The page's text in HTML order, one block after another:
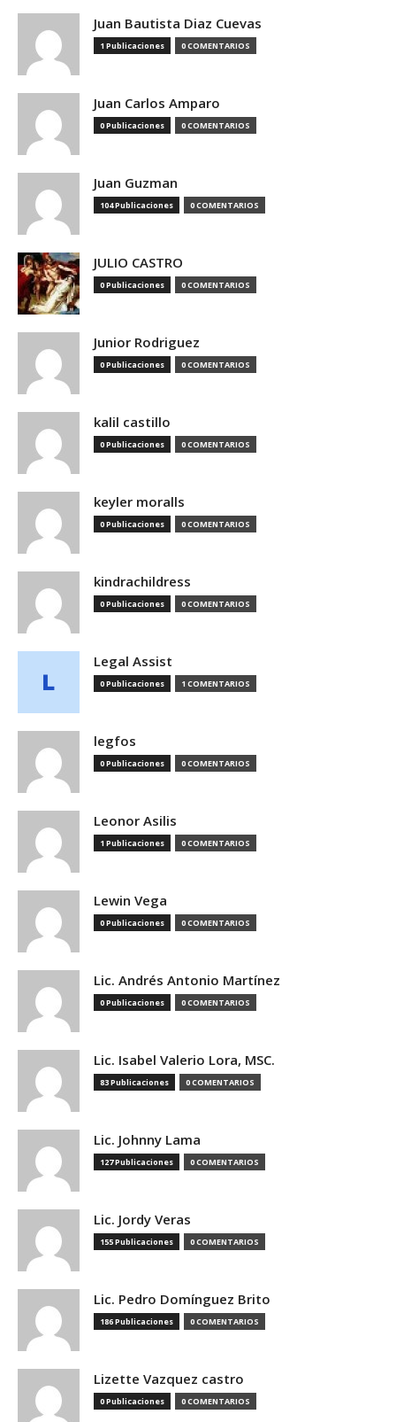
Juan Bautista Diaz Cuevas
1 Publicaciones 0 COMENTARIOS
Juan Carlos Amparo
0 Publicaciones 0 COMENTARIOS
Juan Guzman
104 Publicaciones 0 COMENTARIOS
JULIO CASTRO
0 Publicaciones 0 COMENTARIOS
Junior Rodriguez
0 Publicaciones 0 COMENTARIOS
kalil castillo
0 Publicaciones 0 COMENTARIOS
keyler moralls
0 Publicaciones 0 COMENTARIOS
kindrachildress
0 Publicaciones 0 COMENTARIOS
Legal Assist
0 Publicaciones 1 COMENTARIOS
legfos
0 Publicaciones 0 COMENTARIOS
Leonor Asilis
1 Publicaciones 0 COMENTARIOS
Lewin Vega
0 Publicaciones 0 COMENTARIOS
Lic. Andrés Antonio Martínez
0 Publicaciones 0 COMENTARIOS
Lic. Isabel Valerio Lora, MSC.
83 Publicaciones 0 COMENTARIOS
Lic. Johnny Lama
127 Publicaciones 0 COMENTARIOS
Lic. Jordy Veras
155 Publicaciones 0 COMENTARIOS
Lic. Pedro Domínguez Brito
186 Publicaciones 0 COMENTARIOS
Lizette Vazquez castro
0 Publicaciones 0 COMENTARIOS